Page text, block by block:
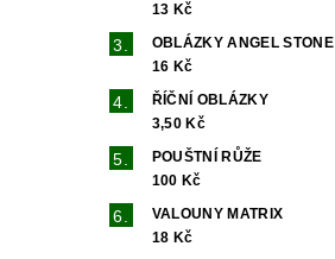
13 Kč
OBLÁZKY ANGEL STONE
16 Kč
ŘÍČNÍ OBLÁZKY
3,50 Kč
POUŠTNÍ RŮŽE
100 Kč
VALOUNY MATRIX
18 Kč